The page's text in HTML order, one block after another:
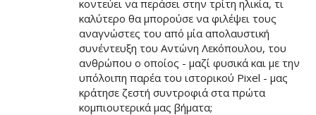
κοντεύει να περάσει στην τρίτη ηλικία, τι
καλύτερο θα μπορούσε να φιλέψει τους
αναγνώστες του από μία απολαυστική
συνέντευξη του Αντώνη Λεκόπουλου, του
ανθρώπου ο οποίος - μαζί φυσικά και με την
υπόλοιπη παρέα του ιστορικού Pixel - μας
κράτησε ζεστή συντροφιά στα πρώτα
κομπιουτερικά μας βήματα;